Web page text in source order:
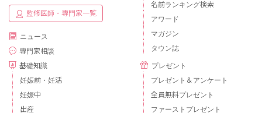
監修医師・専門家一覧
ニュース
専門家相談
基礎知識
妊娠前・妊活
妊娠中
出産
名前ランキング検索
アワード
マガジン
タウン誌
プレゼント
プレゼント＆アンケート
全員無料プレゼント
ファーストプレゼント